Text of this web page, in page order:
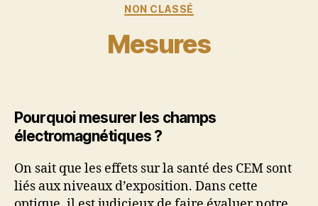
Catégories
NON CLASSÉ
Mesures
Pourquoi mesurer les champs
électromagnétiques ?
On sait que les effets sur la santé des CEM sont
liés aux niveaux d’exposition. Dans cette